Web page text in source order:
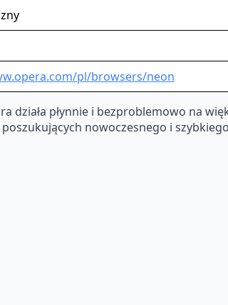
pl/browsers/neon
działa płynnie i bezproblemowo na
nowoczesnego i